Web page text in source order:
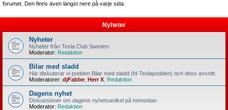
forumet. Den finns även längst nere på varje sida.
Nyheter
Nyheter
Nyheter från Tesla Club Sweden
Moderator: Redaktion
Bilar med sladd
Här diskuterar vi podden Bilar med sladd (fd Teslapodden) och dess avsnitt.
Moderatorer: djFabbe Herr X Redaktion
Dagens nyhet
Diskussioner om dagens nyhetsartikel på hemsidan
Moderator: Redaktion